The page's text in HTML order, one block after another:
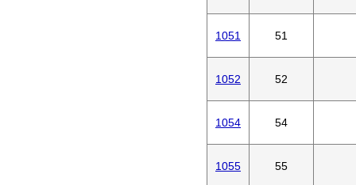
1051 51
1052 52
1054 54
1055 55